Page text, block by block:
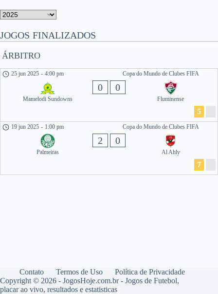
JOGOS FINALIZADOS
ÁRBITRO
Copa do Mundo de Clubes FIFA
25 jun 2025 - 4:00 pm
Mamelodi Sundowns
0 0
Fluminense
5
Copa do Mundo de Clubes FIFA
19 jun 2025 - 1:00 pm
Palmeiras
2 0
Al Ahly
7
Contato Termos de Uso
Política de Privacidade
Copyright © 2026 - JogosHoje.com.br - Jogos de Futebol,
placar ao vivo, resultados e estatisticas